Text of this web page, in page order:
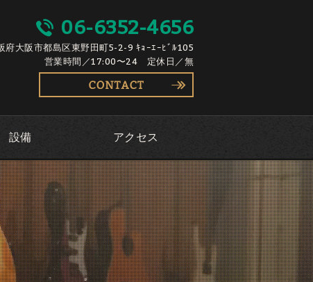
06-6352-4656
大阪市都島区東野田町5-2-9 ｷｮｰｴｰﾋﾞﾙ105
営業時間／17:00〜24 定休日／無
設備 アクセス